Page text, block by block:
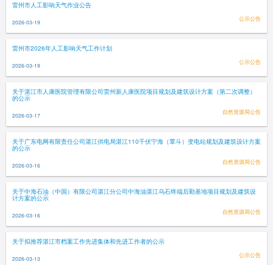
雷州市人工影响天气作业公告
2026-03-19 公示公告
雷州市2026年人工影响天气工作计划
2026-03-19 公示公告
关于湛江市人康医院管理有限公司雷州新人康医院项目规划及建筑设计方案（第二次调整）
的公示
2026-03-17 自然资源局公告
关于广东电网有限责任公司湛江供电局湛江110千伏宁海（覃斗）变电站规划及建筑设计方案
的公示
2026-03-16 自然资源局公告
关于中海石油（中国）有限公司湛江分公司中海油湛江乌石终端后勤基地项目规划及建筑设
计方案的公示
2026-03-16 自然资源局公告
关于拟推荐湛江市档案工作先进集体和先进工作者的公示
2026-03-13 公示公告